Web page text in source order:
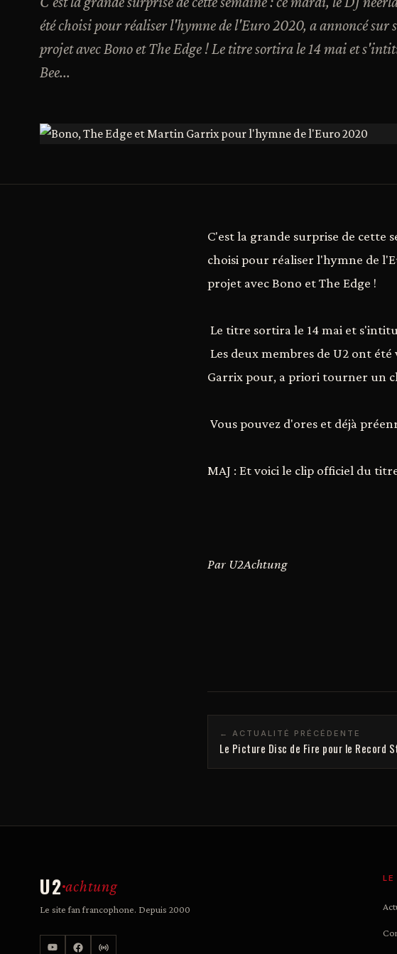
été choisi pour réaliser l'hymne de l'Euro 2020, a annoncé sur
projet avec Bono et The Edge ! Le titre sortira le 14 mai et
Bee...
C'est la grande surprise de cette
choisi pour réaliser l'hymne de
projet avec Bono et The Edge !
Le titre sortira le 14 mai et
Les deux membres de U2 ont
Garrix pour, a priori tourner un
Vous pouvez d'ores et déjà
MAJ : Et voici le clip officiel du
Par U2Achtung
← ACTUALITÉ PRÉCÉDENTE
Le Picture Disc de Fire pour le Record
U2 achtung
Le site fan francophone. Depuis 2000
LE